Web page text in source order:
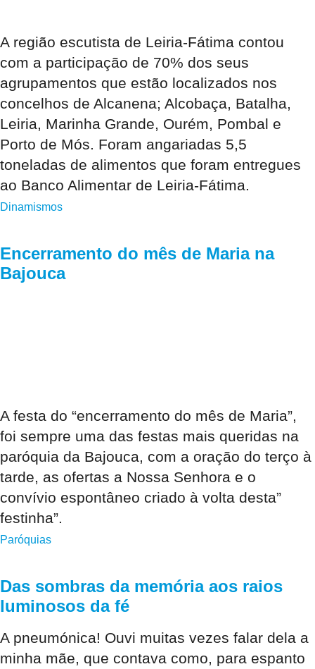
A região escutista de Leiria-Fátima contou
com a participação de 70% dos seus
agrupamentos que estão localizados nos
concelhos de Alcanena; Alcobaça, Batalha,
Leiria, Marinha Grande, Ourém, Pombal e
Porto de Mós. Foram angariadas 5,5
toneladas de alimentos que foram entregues
ao Banco Alimentar de Leiria-Fátima.
Dinamismos
Encerramento do mês de Maria na
Bajouca
A festa do “encerramento do mês de Maria”,
foi sempre uma das festas mais queridas na
paróquia da Bajouca, com a oração do terço à
tarde, as ofertas a Nossa Senhora e o
convívio espontâneo criado à volta desta”
festinha”.
Paróquias
Das sombras da memória aos raios
luminosos da fé
A pneumónica! Ouvi muitas vezes falar dela a
minha mãe, que contava como, para espanto